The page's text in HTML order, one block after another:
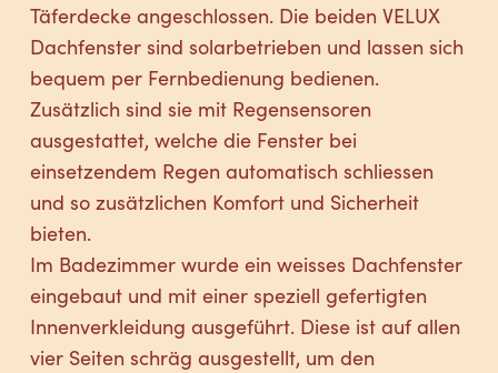
Täferdecke angeschlossen. Die beiden VELUX
Dachfenster sind solarbetrieben und lassen sich
bequem per Fernbedienung bedienen.
Zusätzlich sind sie mit Regensensoren
ausgestattet, welche die Fenster bei
einsetzendem Regen automatisch schliessen
und so zusätzlichen Komfort und Sicherheit
bieten.
Im Badezimmer wurde ein weisses Dachfenster
eingebaut und mit einer speziell gefertigten
Innenverkleidung ausgeführt. Diese ist auf allen
vier Seiten schräg ausgestellt, um den